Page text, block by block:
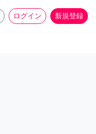
ログイン 新規登録